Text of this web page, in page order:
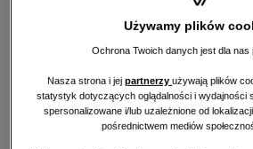
WYNIKI
Używamy plików
Ochrona Twoich danych jest dla nas
Nasza strona i jej partnerzy używają plików
statystyk dotyczących oglądalności i wydajności
spersonalizowane i/lub uzależnione od
pośrednictwem mediów